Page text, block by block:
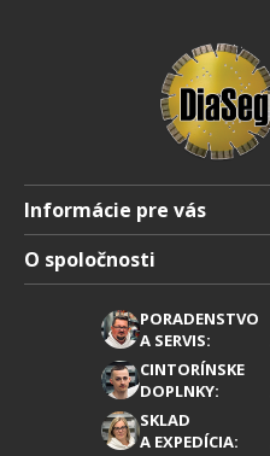
Informácie pre vás
Doprava a platba
Obchodné podmienky
Reklamácia
Spracovanie osobných údajov
O spoločnosti
PORADENSTVO
A SERVIS:
CINTORÍNSKE
DOPLNKY:
SKLAD
A EXPEDÍCIA: